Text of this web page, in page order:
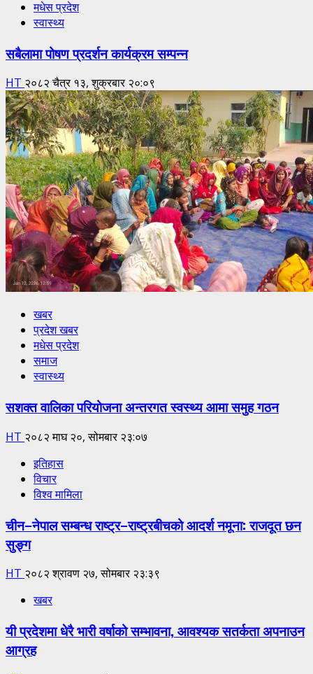
मधेस प्रदेश
स्वास्थ्य
सबैलामा पोषण प्रदर्शन कार्यक्रम सम्पन्न
HT २०८२ चैत्र १३, शुक्रबार २०:०९
खबर
प्रदेश खबर
मधेस प्रदेश
समाज
स्वास्थ्य
सशक्त वालिका परियोजना अन्तरगत स्वस्थ्य आमा समुह गठन
HT २०८२ माघ २०, सोमबार २३:०७
इतिहास
विचार
विश्व मामिला
चीन–नेपाल सम्बन्ध राष्ट्र–राष्ट्रबीचको आदर्श नमूना: राजदूत छन
सुङ्ग
HT २०८२ श्रावण २७, सोमबार २३:३९
खबर
यी प्रदेशमा धेरै भारी वर्षाको सम्भावना, आवश्यक सतर्कता अपनाउन
आग्रह